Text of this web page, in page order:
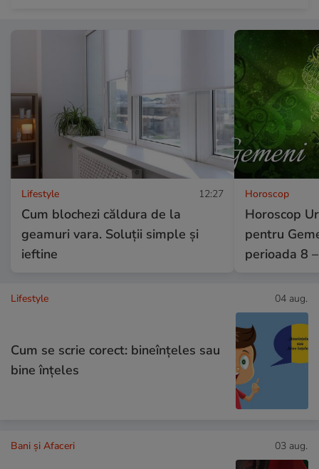
Lifestyle 12:27
Cum blochezi căldura de la
geamuri vara. Soluții simple și
ieftine
Horoscop
Horoscop
pentru
perioada 8
Lifestyle 04 aug.
Cum se scrie corect: bineînțeles sau
bine înțeles
Bani și Afaceri 03 aug.